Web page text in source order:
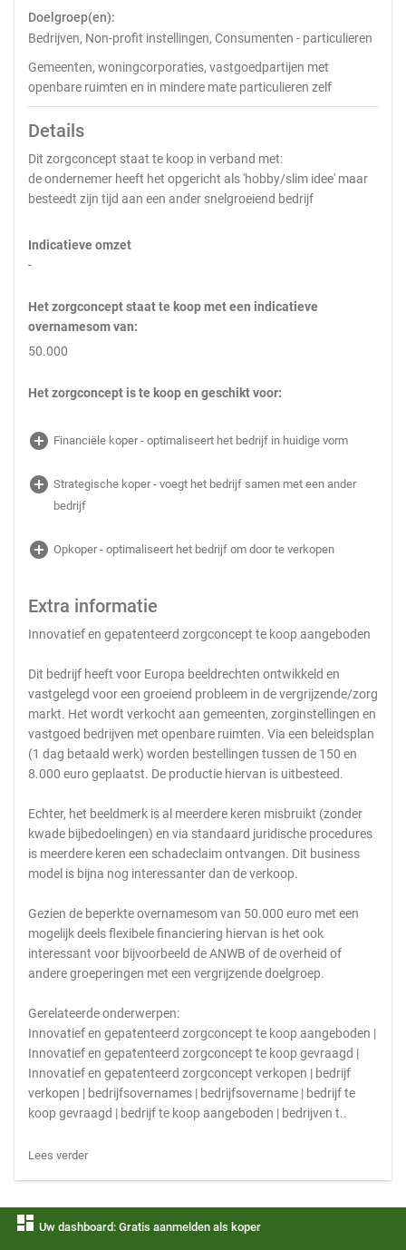
Doelgroep(en):
Bedrijven, Non-profit instellingen, Consumenten - particulieren
Gemeenten, woningcorporaties, vastgoedpartijen met
openbare ruimten en in mindere mate particulieren zelf
Details
Dit zorgconcept staat te koop in verband met:
de ondernemer heeft het opgericht als 'hobby/slim idee' maar
besteedt zijn tijd aan een ander snelgroeiend bedrijf
Indicatieve omzet
-
Het zorgconcept staat te koop met een indicatieve
overnamesom van:
50.000
Het zorgconcept is te koop en geschikt voor:
add_circle Financiële koper - optimaliseert het bedrijf in huidige vorm
add_circle Strategische koper - voegt het bedrijf samen met een ander
bedrijf
add_circle Opkoper - optimaliseert het bedrijf om door te verkopen
Extra informatie
Innovatief en gepatenteerd zorgconcept te koop aangeboden
Dit bedrijf heeft voor Europa beeldrechten ontwikkeld en
vastgelegd voor een groeiend probleem in de vergrijzende/zorg
markt. Het wordt verkocht aan gemeenten, zorginstellingen en
vastgoed bedrijven met openbare ruimten. Via een beleidsplan
(1 dag betaald werk) worden bestellingen tussen de 150 en
8.000 euro geplaatst. De productie hiervan is uitbesteed.
Echter, het beeldmerk is al meerdere keren misbruikt (zonder
kwade bijbedoelingen) en via standaard juridische procedures
is meerdere keren een schadeclaim ontvangen. Dit business
model is bijna nog interessanter dan de verkoop.
Gezien de beperkte overnamesom van 50.000 euro met een
mogelijk deels flexibele financiering hiervan is het ook
interessant voor bijvoorbeeld de ANWB of de overheid of
andere groeperingen met een vergrijzende doelgroep.
Gerelateerde onderwerpen:
Innovatief en gepatenteerd zorgconcept te koop aangeboden |
Innovatief en gepatenteerd zorgconcept te koop gevraagd |
Innovatief en gepatenteerd zorgconcept verkopen | bedrijf
verkopen | bedrijfsovernames | bedrijfsovername | bedrijf te
koop gevraagd | bedrijf te koop aangeboden | bedrijven t..
Lees verder
dashboard Uw dashboard: Gratis aanmelden als koper